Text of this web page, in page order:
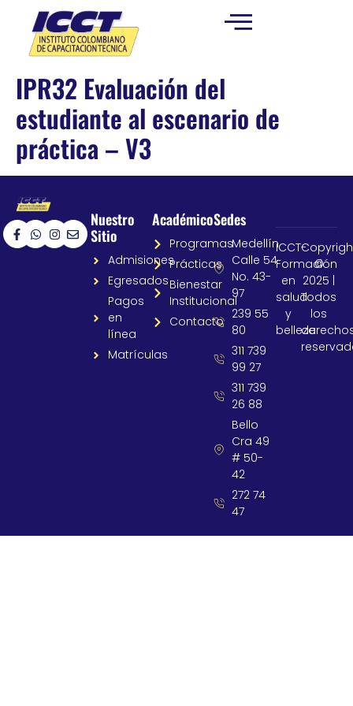
IPR32 Evaluación del
estudiante al escenario de
práctica – V3
Nuestro
Sitio
Admisiones
Egresados
Pagos
en
línea
Matrículas
Académico
Programas
Prácticas
Bienestar
Institucional
Contacto
Sedes
Medellín
Calle 54
No. 43-
97
239 55
80
311 739
99 27
311 739
26 88
Bello
Cra 49
# 50-
42
272 74
47
ICCT-
Formación
en
salud
y
belleza
©
2025 |
Todos
los